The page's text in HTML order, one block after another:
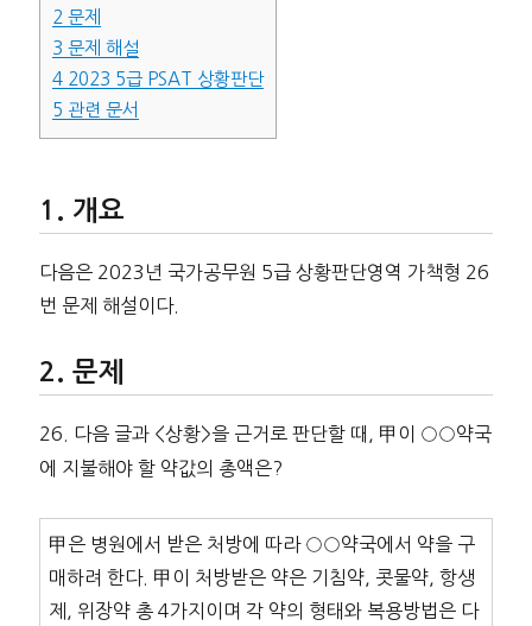
2 문제
3 문제 해설
42023 5급 PSAT 상황판단
5 관련 문서
개요
다음은 2023년 국가공무원 5급 상황판단영역 가책형 26
번 문제 해설이다.
문제
26. 다음 글과 <상황>을 근거로 판단할 때, 甲이 ○○약국
에 지불해야 할 약값의 총액은?
甲은 병원에서 받은 처방에 따라 ○○약국에서 약을 구
매하려 한다. 甲이 처방받은 약은 기침약, 콧물약, 항생
제, 위장약 총 4가지이며 각 약의 형태와 복용방법은 다